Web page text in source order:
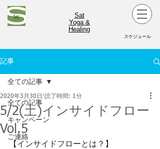
Sat
Yoga &
Healing
スケジュール
記事
全ての記事
キャンペーン
ご連絡
全ての記事
5/2(土)インサイドフロー
Vol.5
2020年3月30日 読了時間: 1分
【インサイドフローとは？】